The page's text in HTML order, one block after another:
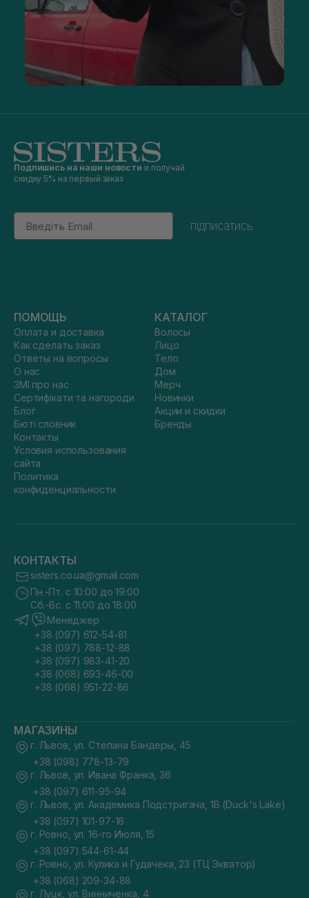
Подпишись на наши новости и получай
скидку 5% на первый заказ
Email
підписатись
ПОМОЩЬ
Оплата и доставка
Как сделать заказ
Ответы на вопросы
О нас
ЗМІ про нас
Сертифікати та нагороди
Блог
Бюті словник
Контакты
Условия использования
сайта
Политика
конфиденциальности
КАТАЛОГ
Волосы
Лицо
Тело
Дом
Мерч
Новинки
Акции и скидки
Бренды
КОНТАКТЫ
sisters.co.ua@gmail.com
Пн.-Пт. с 10:00 до 19:00
Сб.-Вс. с 11:00 до 18:00
Менеджер
+38 (097) 612-54-81
+38 (097) 788-12-88
+38 (097) 983-41-20
+38 (068) 693-46-00
+38 (068) 951-22-86
МАГАЗИНЫ
г. Львов, ул. Степана Бандеры, 45
+38 (098) 778-13-79
г. Львов, ул. Ивана Франка, 36
+38 (097) 611-95-94
г. Львов, ул. Академика Подстригача, 1В (Duck's Lake)
+38 (097) 101-97-16
г. Ровно, ул. 16-го Июля, 15
+38 (097) 544-61-44
г. Ровно, ул. Кулика и Гудачека, 23 (ТЦ Экватор)
+38 (068) 209-34-88
г. Луцк, ул. Винниченка, 4